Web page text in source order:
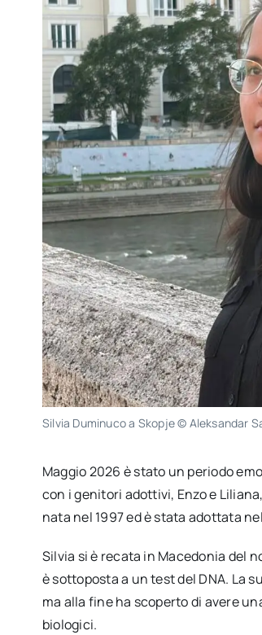
Silvia Duminuco a Skopje © Aleksandar
Maggio 2026 è stato un periodo
con i genitori adottivi, Enzo e
nata nel 1997 ed è stata adottata
Silvia si è recata in Macedonia del
è sottoposta a un test del DNA. La
ma alla fine ha scoperto di avere
biologici.